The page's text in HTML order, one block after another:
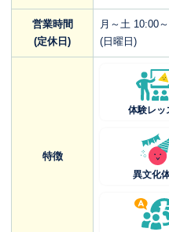
営業時間
(定休日)
月～土 10:00
(日曜日)
特徴
体験レッ
異文化